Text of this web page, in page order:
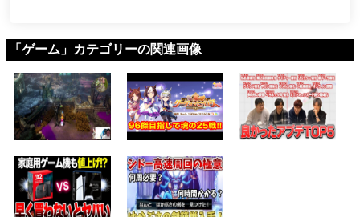
「ゲーム」カテゴリーの関連画像